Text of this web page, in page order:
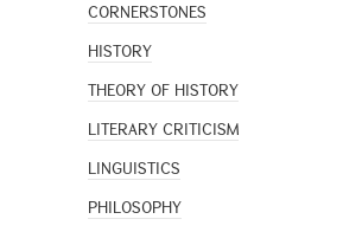
CORNERSTONES
HISTORY
THEORY OF HISTORY
LITERARY CRITICISM
LINGUISTICS
PHILOSOPHY